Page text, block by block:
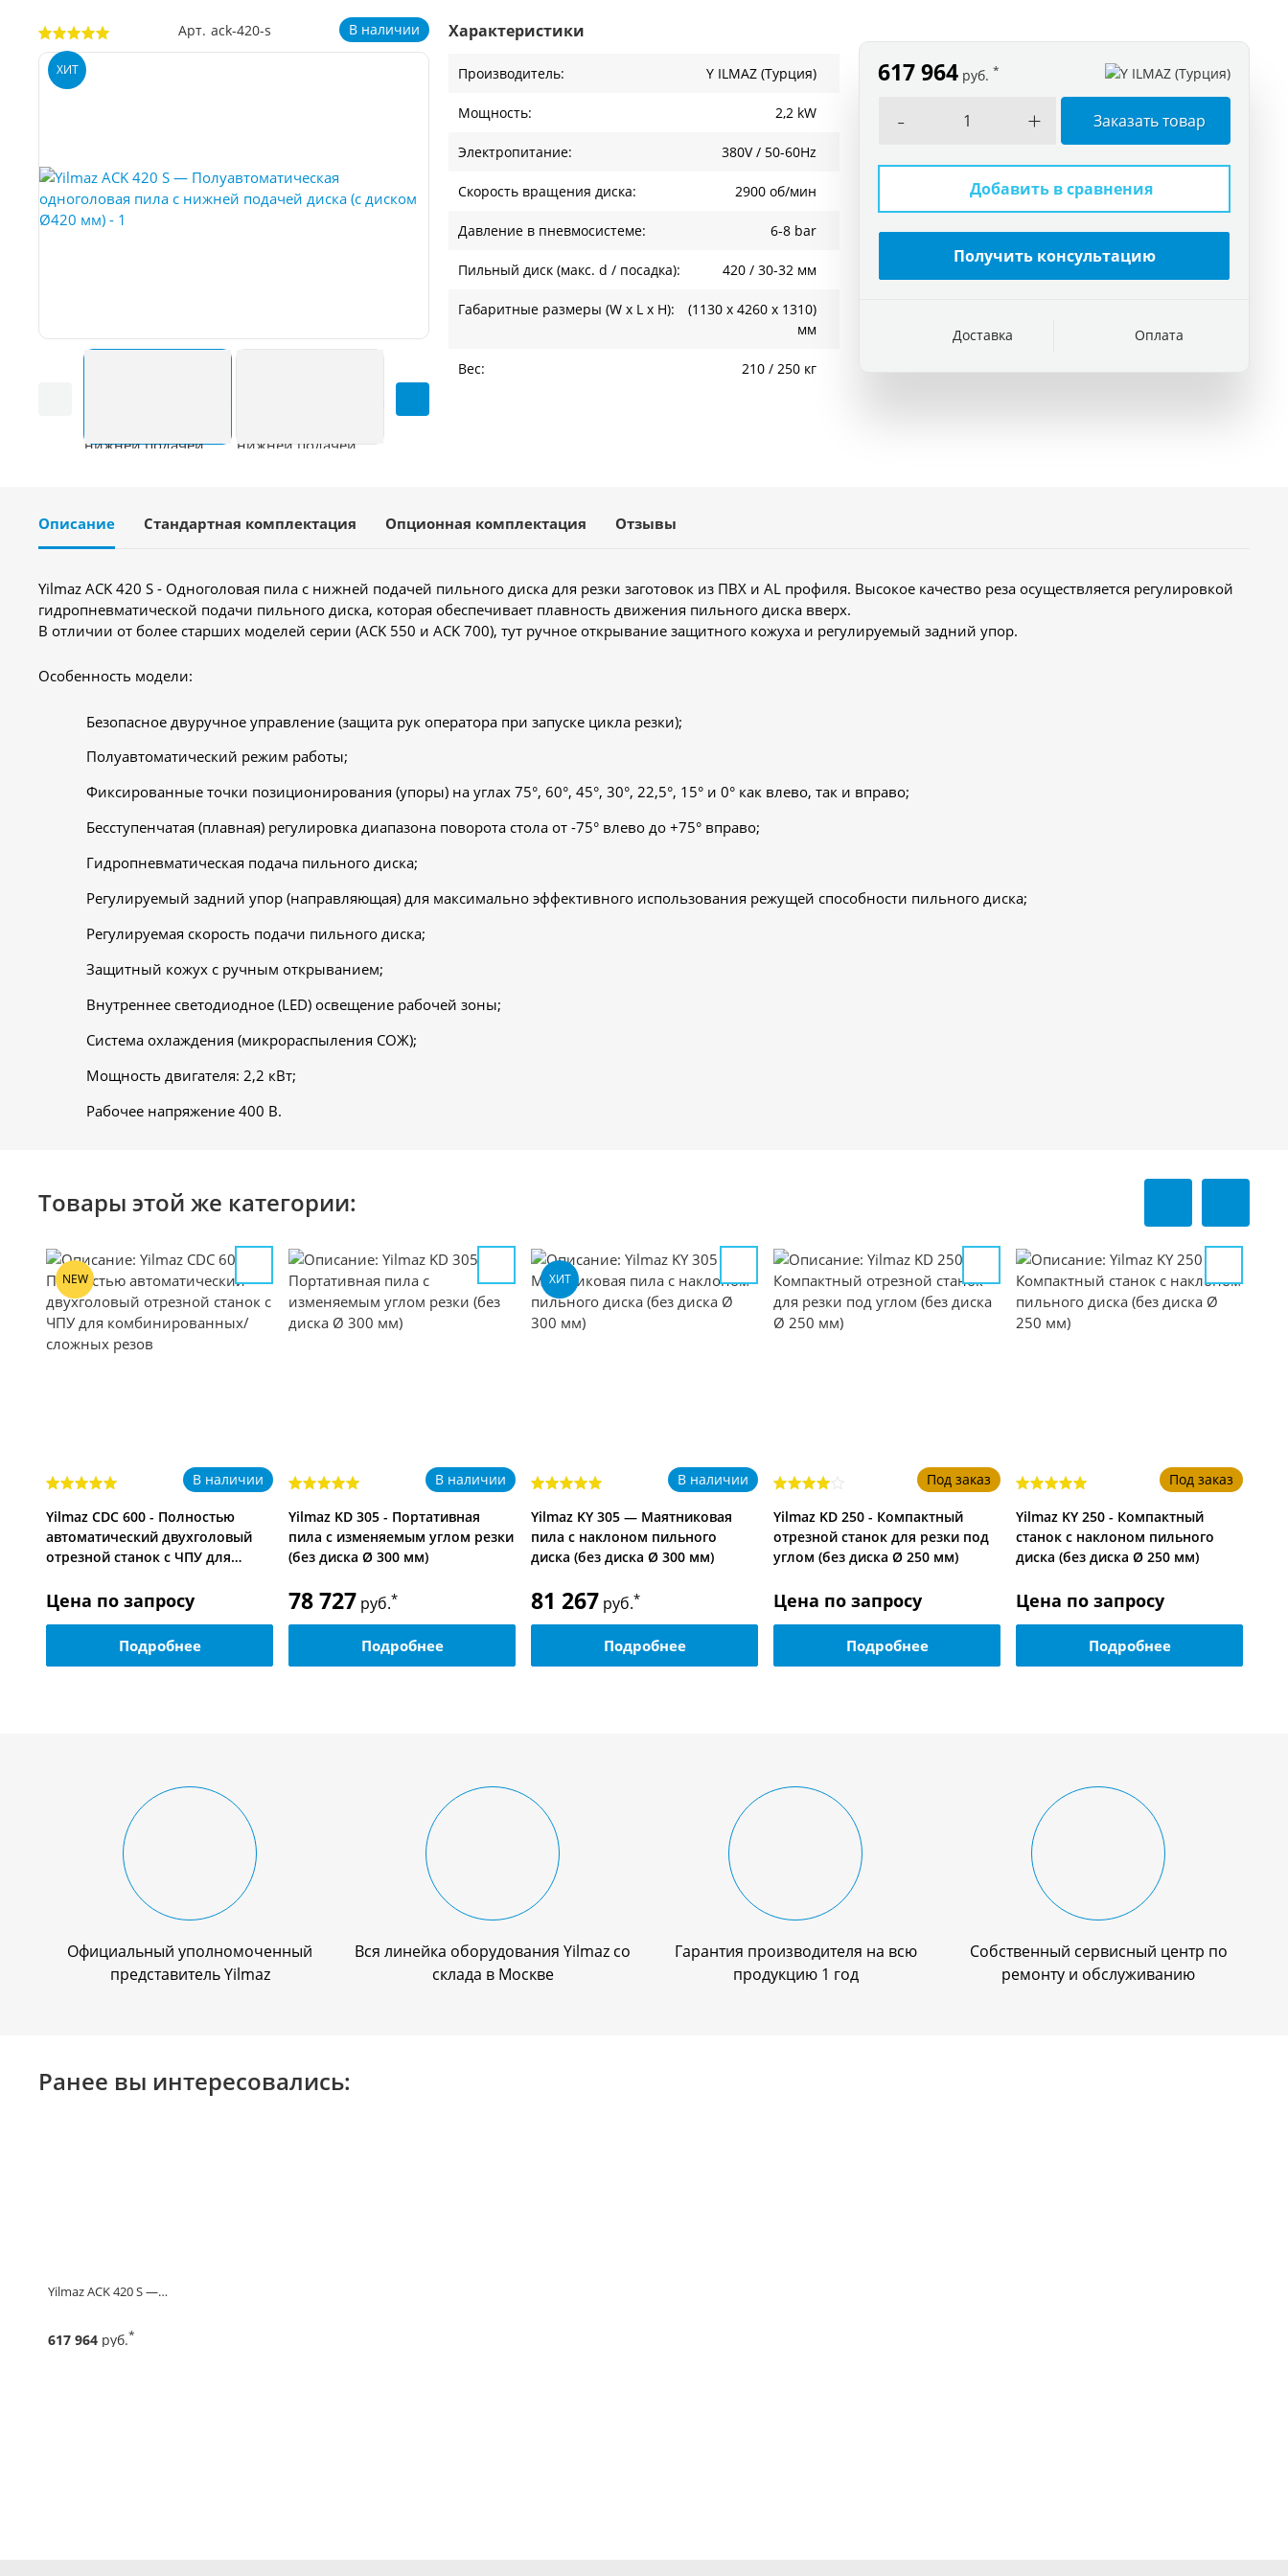
Арт. ack-420-s В наличии
ХИТ
Характеристики
Производитель: Y ILMAZ (Турция)
Мощность: 2,2 kW
Электропитание: 380V / 50-60Hz
Скорость вращения диска: 2900 об/мин
Давление в пневмосистеме: 6-8 bar
Пильный диск (макс. d / посадка): 420 / 30-32 мм
Габаритные размеры (W x L x H):
(1130 х 4260 х 1310)
мм
Вес: 210 / 250 кг
617 964 руб. *
- + Заказать товар
Добавить в сравнения
Получить консультацию
Доставка Оплата
Описание Стандартная комплектация Опционная комплектация Отзывы
Yilmaz ACK 420 S - Одноголовая пила с нижней подачей пильного диска для резки заготовок из ПВХ и AL профиля. Высокое качество реза осуществляется регулировкой
гидропневматической подачи пильного диска, которая обеспечивает плавность движения пильного диска вверх.
В отличии от более старших моделей серии (ACK 550 и ACK 700), тут ручное открывание защитного кожуха и регулируемый задний упор.
Особенность модели:
Безопасное двуручное управление (защита рук оператора при запуске цикла резки);
Полуавтоматический режим работы;
Фиксированные точки позиционирования (упоры) на углах 75°, 60°, 45°, 30°, 22,5°, 15° и 0° как влево, так и вправо;
Бесступенчатая (плавная) регулировка диапазона поворота стола от -75° влево до +75° вправо;
Гидропневматическая подача пильного диска;
Регулируемый задний упор (направляющая) для максимально эффективного использования режущей способности пильного диска;
Регулируемая скорость подачи пильного диска;
Защитный кожух с ручным открыванием;
Внутреннее светодиодное (LED) освещение рабочей зоны;
Система охлаждения (микрораспыления СОЖ);
Мощность двигателя: 2,2 кВт;
Рабочее напряжение 400 В.
Товары этой же категории:
NEW
В наличии
Yilmaz CDC 600 - Полностью
автоматический двухголовый
отрезной станок с ЧПУ для…
Цена по запросу
Подробнее
В наличии
Yilmaz KD 305 - Портативная
пила с изменяемым углом резки
(без диска Ø 300 мм)
78 727 руб.*
Подробнее
ХИТ
В наличии
Yilmaz KY 305 — Маятниковая
пила с наклоном пильного
диска (без диска Ø 300 мм)
81 267 руб.*
Подробнее
Под заказ
Yilmaz KD 250 - Компактный
отрезной станок для резки под
углом (без диска Ø 250 мм)
Цена по запросу
Подробнее
Под заказ
Yilmaz KY 250 - Компактный
станок с наклоном пильного
диска (без диска Ø 250 мм)
Цена по запросу
Подробнее
Официальный уполномоченный
представитель Yilmaz
Вся линейка оборудования Yilmaz со
склада в Москве
Гарантия производителя на всю
продукцию 1 год
Собственный сервисный центр по
ремонту и обслуживанию
Ранее вы интересовались:
Yilmaz ACK 420 S —…
617 964 руб.*